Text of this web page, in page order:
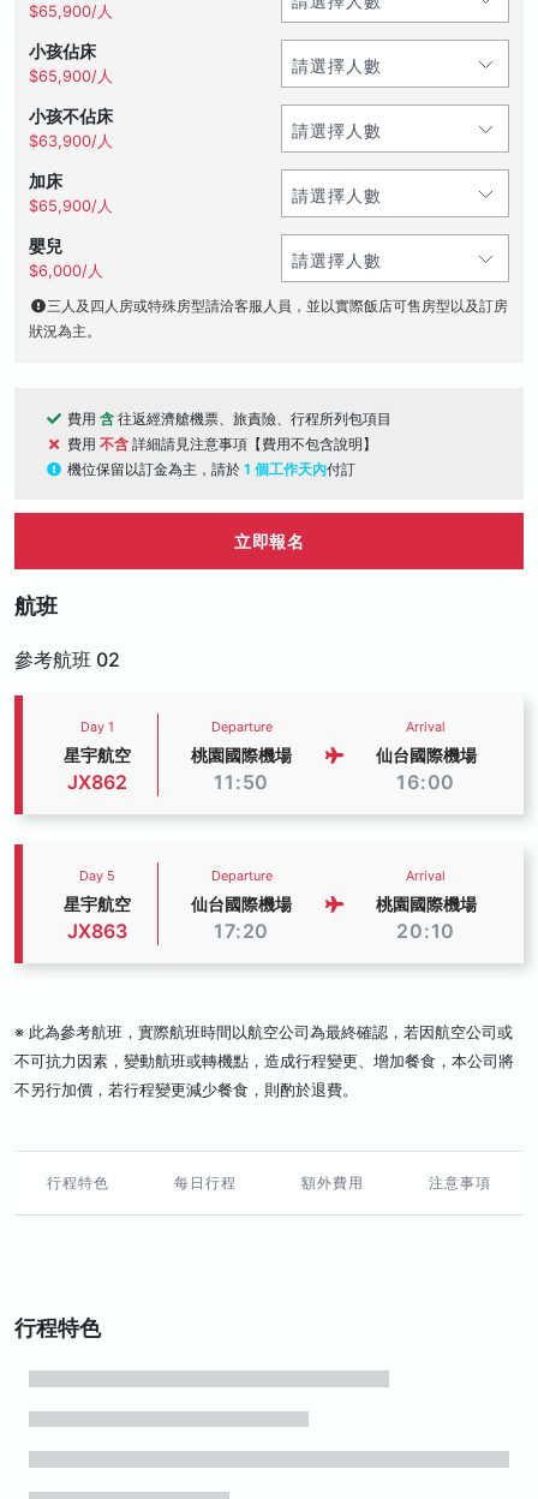
$65,900/人
小孩佔床
$65,900/人
小孩不佔床
$63,900/人
加床
$65,900/人
嬰兒
$6,000/人
三人及四人房或特殊房型請洽客服人員，並以實際飯店可售房型以及訂房
狀況為主。
費用 含 往返經濟艙機票、旅責險、行程所列包項目
費用 不含 詳細請見注意事項【費用不包含說明】
機位保留以訂金為主，請於 1 個工作天內付訂
立即報名
航班
參考航班 02
Day 1
星宇航空
JX862
Departure
桃園國際機場
11:50
Arrival
仙台國際機場
16:00
Day 5
星宇航空
JX863
Departure
仙台國際機場
17:20
Arrival
桃園國際機場
20:10
※ 此為參考航班，實際航班時間以航空公司為最終確認，若因航空公司或
不可抗力因素，變動航班或轉機點，造成行程變更、增加餐食，本公司將
不另行加價，若行程變更減少餐食，則酌於退費。
行程特色 每日行程 額外費用 注意事項
行程特色